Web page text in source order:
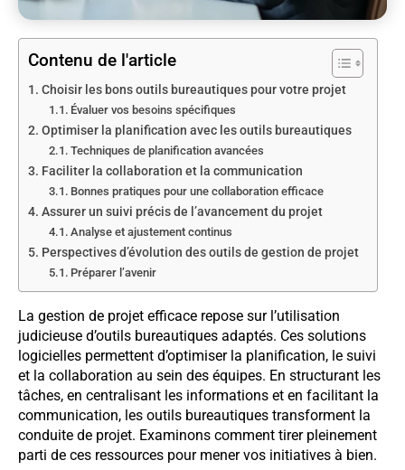
Contenu de l'article
Choisir les bons outils bureautiques pour votre projet
Évaluer vos besoins spécifiques
Optimiser la planification avec les outils bureautiques
Techniques de planification avancées
Faciliter la collaboration et la communication
Bonnes pratiques pour une collaboration efficace
Assurer un suivi précis de l’avancement du projet
Analyse et ajustement continus
Perspectives d’évolution des outils de gestion de projet
Préparer l’avenir
La gestion de projet efficace repose sur l’utilisation
judicieuse d’outils bureautiques adaptés. Ces solutions
logicielles permettent d’optimiser la planification, le suivi
et la collaboration au sein des équipes. En structurant les
tâches, en centralisant les informations et en facilitant la
communication, les outils bureautiques transforment la
conduite de projet. Examinons comment tirer pleinement
parti de ces ressources pour mener vos initiatives à bien.